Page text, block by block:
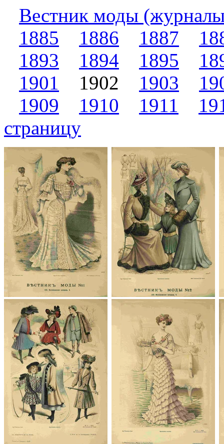
Вестник моды
1885
1886 1887
1893
1894 1895
1901 1902 1903
1909
1910 1911
страницу